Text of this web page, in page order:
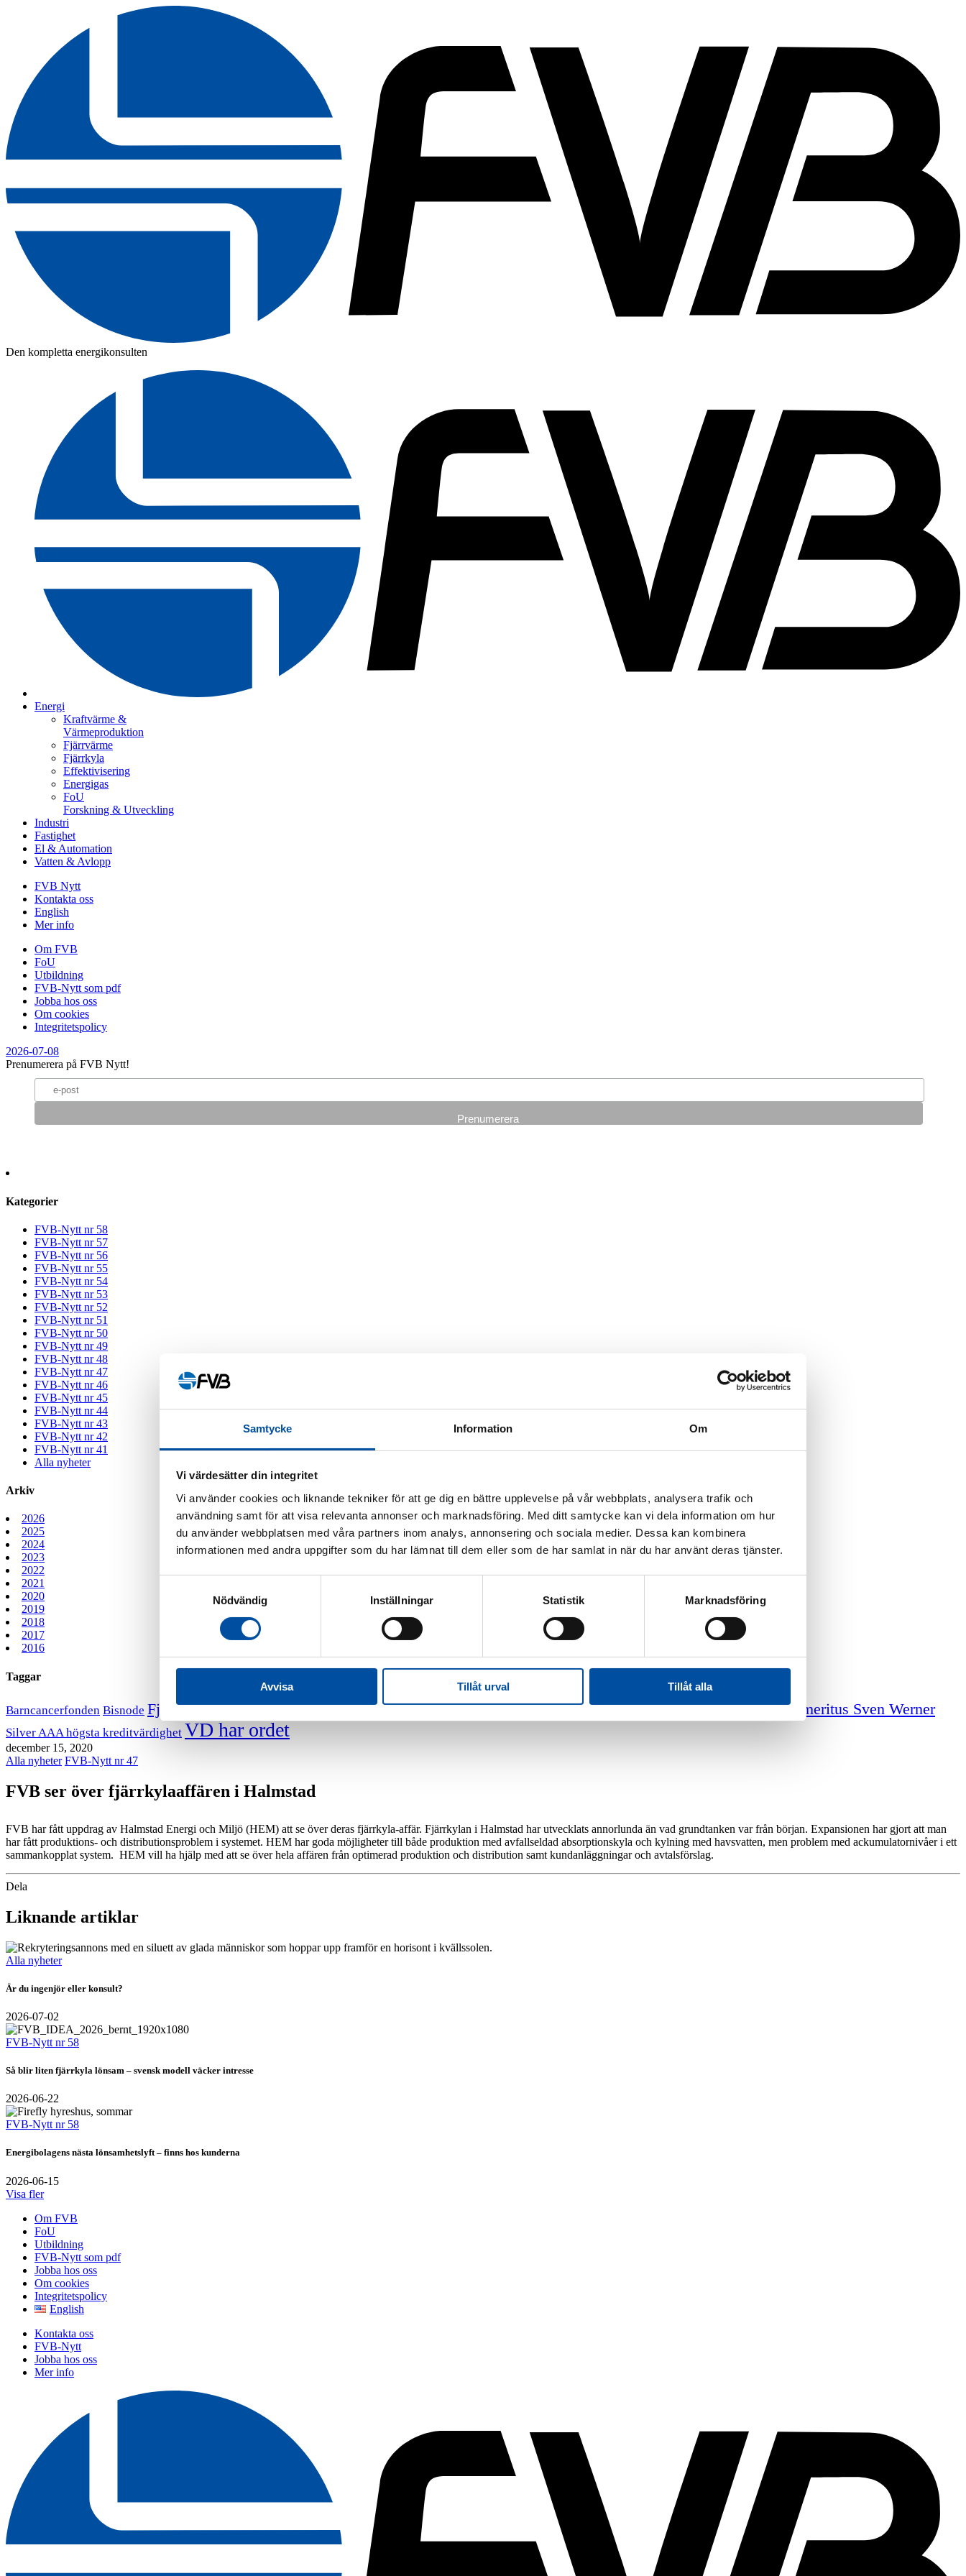
Samtycke Information Om
Vi värdesätter din integritet
Vi använder cookies och liknande tekniker för att ge dig en bättre upplevelse på vår webbplats, analysera trafik och
användning samt för att visa relevanta annonser och marknadsföring. Med ditt samtycke kan vi dela information om hur
du använder webbplatsen med våra partners inom analys, annonsering och sociala medier. Dessa kan kombinera
informationen med andra uppgifter som du har lämnat till dem eller som de har samlat in när du har använt deras tjänster.
Nödvändig
Inställningar Statistik Marknadsföring
Avvisa Tillåt urval Tillåt alla
Den kompletta energikonsulten
Energi
Kraftvärme &
Värmeproduktion
Fjärrvärme
Fjärrkyla
Effektivisering
Energigas
FoU
Forskning & Utveckling
Industri
Fastighet
El & Automation
Vatten & Avlopp
FVB Nytt
Kontakta oss
English
Mer info
Om FVB
FoU
Utbildning
FVB-Nytt som pdf
Jobba hos oss
Om cookies
Integritetspolicy
2026-07-08
Prenumerera på FVB Nytt!
Kategorier
FVB-Nytt nr 58
FVB-Nytt nr 57
FVB-Nytt nr 56
FVB-Nytt nr 55
FVB-Nytt nr 54
FVB-Nytt nr 53
FVB-Nytt nr 52
FVB-Nytt nr 51
FVB-Nytt nr 50
FVB-Nytt nr 49
FVB-Nytt nr 48
FVB-Nytt nr 47
FVB-Nytt nr 46
FVB-Nytt nr 45
FVB-Nytt nr 44
FVB-Nytt nr 43
FVB-Nytt nr 42
FVB-Nytt nr 41
Alla nyheter
Arkiv
2026
2025
2024
2023
2022
2021
2020
2019
2018
2017
2016
Taggar
Barncancerfonden Bisnode Fjärrvärmekurs Jobba hos ossJobba på FVBLediga tjänsterProfessor emeritus Sven Werner
Silver AAA högsta kreditvärdighet VD har ordet
december 15, 2020
Alla nyheter FVB-Nytt nr 47
FVB ser över fjärrkylaaffären i Halmstad
FVB har fått uppdrag av Halmstad Energi och Miljö (HEM) att se över deras fjärrkyla-affär. Fjärrkylan i Halmstad har utvecklats annorlunda än vad grundtanken var från början. Expansionen har gjort att man
har fått produktions- och distributionsproblem i systemet. HEM har goda möjligheter till både produktion med avfallseldad absorptionskyla och kylning med havsvatten, men problem med ackumulatornivåer i ett
sammankopplat system. HEM vill ha hjälp med att se över hela affären från optimerad produktion och distribution samt kundanläggningar och avtalsförslag.
Dela
Liknande artiklar
Alla nyheter
Är du ingenjör eller konsult?
2026-07-02
FVB-Nytt nr 58
Så blir liten fjärrkyla lönsam – svensk modell väcker intresse
2026-06-22
FVB-Nytt nr 58
Energibolagens nästa lönsamhetslyft – finns hos kunderna
2026-06-15
Visa fler
Om FVB
FoU
Utbildning
FVB-Nytt som pdf
Jobba hos oss
Om cookies
Integritetspolicy
English
Kontakta oss
FVB-Nytt
Jobba hos oss
Mer info